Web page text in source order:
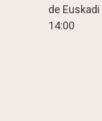
de Euskadi
14:00